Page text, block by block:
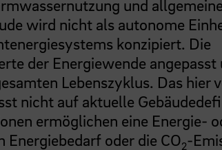
und
wird nicht als autonome
konzipiert. Die
der Energiewende angepasst
Lebenszyklus. Das hier
nicht auf aktuelle
ermöglichen eine Energie-
oder die CO2-